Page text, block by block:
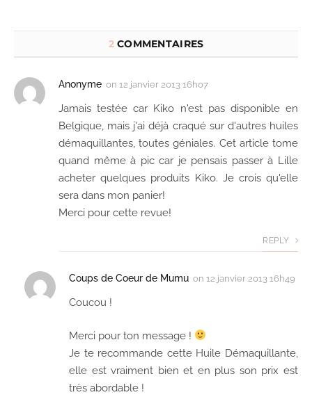
2COMMENTAIRES
Anonyme on 12 janvier 2013 16h07
Jamais testée car Kiko n'est pas disponible en
Belgique, mais j'ai déjà craqué sur d'autres huiles
démaquillantes, toutes géniales. Cet article tome
quand même à pic car je pensais passer à Lille
acheter quelques produits Kiko. Je crois qu'elle
sera dans mon panier!
Merci pour cette revue!
REPLY
Coups de Coeur de Mumu on 12 janvier 2013 16h49
Coucou !
Merci pour ton message !
Je te recommande cette Huile Démaquillante,
elle est vraiment bien et en plus son prix est
très abordable !